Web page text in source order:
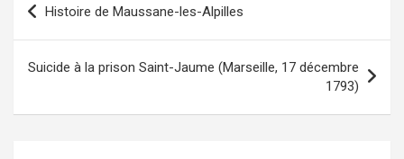
Navigation
de
l’article
Histoire de Maussane-les-Alpilles
Suicide à la prison Saint-Jaume (Marseille, 17 décembre
1793)